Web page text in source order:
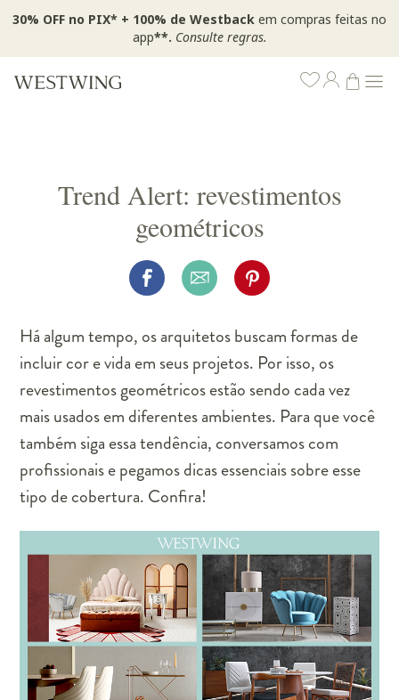
30% OFF no PIX* + 100% de Westback em compras feitas no
app**. Consulte regras.
Trend Alert: revestimentos
geométricos
Há algum tempo, os arquitetos buscam formas de
incluir cor e vida em seus projetos. Por isso, os
revestimentos geométricos estão sendo cada vez
mais usados em diferentes ambientes. Para que você
também siga essa tendência, conversamos com
profissionais e pegamos dicas essenciais sobre esse
tipo de cobertura. Confira!